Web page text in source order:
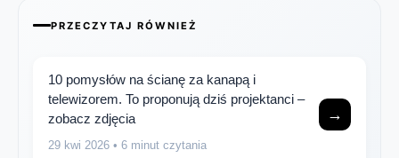
PRZECZYTAJ RÓWNIEŻ
10 pomysłów na ścianę za kanapą i
telewizorem. To proponują dziś projektanci –
zobacz zdjęcia
29 kwi 2026 • 6 minut czytania
→